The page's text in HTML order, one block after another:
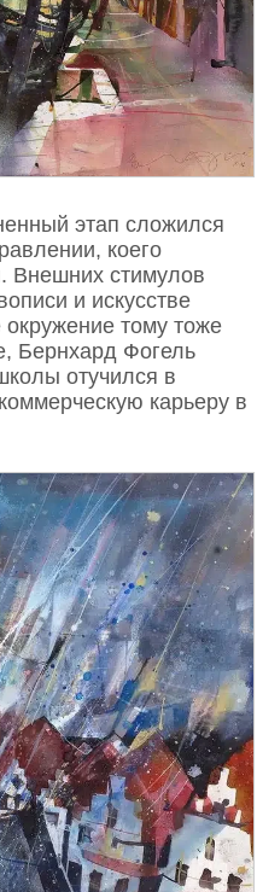
этап сложился
коего
Внешних стимулов
и искусстве
тому тоже
Бернхард Фогель
отучился в
карьеру в